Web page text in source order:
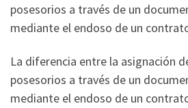
posesorios a través de un
mediante el endoso de un
La diferencia entre la asignación
posesorios a través de un
mediante el endoso de un